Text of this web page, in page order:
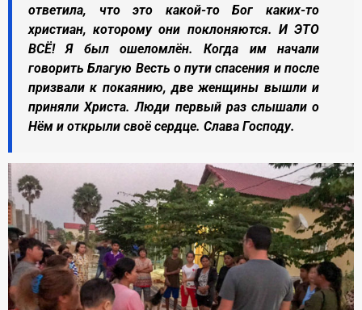
ответила, что это какой-то Бог каких-то
христиан, которому они поклоняются. И ЭТО
ВСЁ! Я был ошеломлён. Когда им начали
говорить Благую Весть о пути спасения и после
призвали к покаянию, две женщины вышли и
приняли Христа. Люди первый раз слышали о
Нём и открыли своё сердце. Слава Господу.